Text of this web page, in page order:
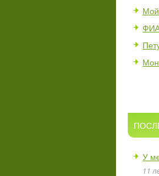
У
11